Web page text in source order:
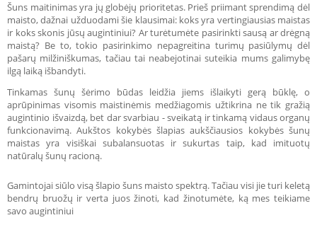
Šuns maitinimas yra jų globėjų prioritetas. Prieš priimant sprendimą dėl
maisto, dažnai užduodami šie klausimai: koks yra vertingiausias maistas
ir koks skonis jūsų augintiniui? Ar turėtumėte pasirinkti sausą ar drėgną
maistą? Be to, tokio pasirinkimo nepagreitina turimų pasiūlymų dėl
pašarų milžiniškumas, tačiau tai neabejotinai suteikia mums galimybę
ilgą laiką išbandyti.
Tinkamas šunų šėrimo būdas leidžia jiems išlaikyti gerą būklę, o
aprūpinimas visomis maistinėmis medžiagomis užtikrina ne tik gražią
augintinio išvaizdą, bet dar svarbiau - sveikatą ir tinkamą vidaus organų
funkcionavimą. Aukštos kokybės šlapias aukščiausios kokybės šunų
maistas yra visiškai subalansuotas ir sukurtas taip, kad imituotų
natūralų šunų racioną.
Gamintojai siūlo visą šlapio šuns maisto spektrą. Tačiau visi jie turi keletą
bendrų bruožų ir verta juos žinoti, kad žinotumėte, ką mes teikiame
savo augintiniui